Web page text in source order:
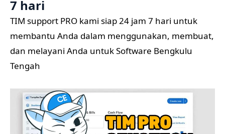
7 hari
TIM support PRO kami siap 24 jam 7 hari untuk
membantu Anda dalam menggunakan, membuat,
dan melayani Anda untuk Software Bengkulu
Tengah